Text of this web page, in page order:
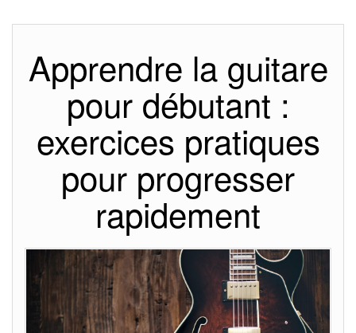
Apprendre la guitare
pour débutant :
exercices pratiques
pour progresser
rapidement